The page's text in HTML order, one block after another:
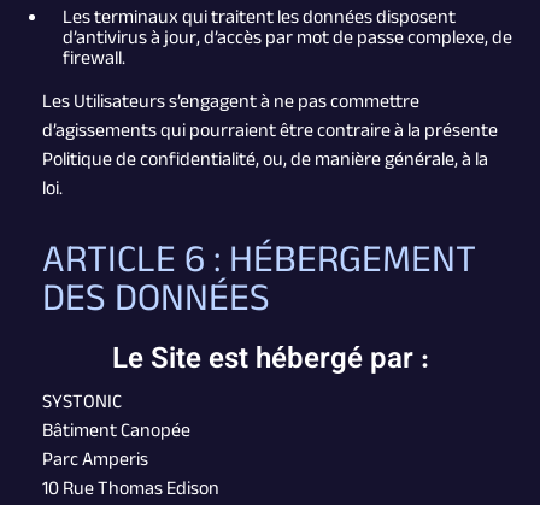
Les terminaux qui traitent les données disposent
d’antivirus à jour, d’accès par mot de passe complexe, de
firewall.
Les Utilisateurs s’engagent à ne pas commettre
d’agissements qui pourraient être contraire à la présente
Politique de confidentialité, ou, de manière générale, à la
loi.
ARTICLE 6 : HÉBERGEMENT
DES DONNÉES
Le Site est hébergé par :
SYSTONIC
Bâtiment Canopée
Parc Amperis
10 Rue Thomas Edison